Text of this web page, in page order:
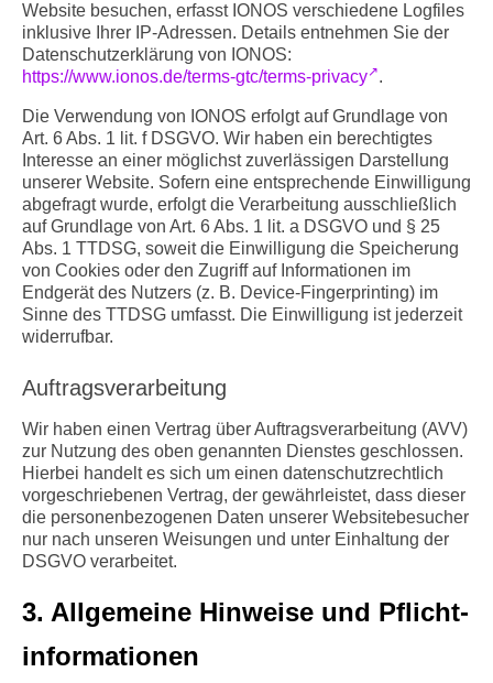
Website besuchen, erfasst IONOS verschiedene Logfiles
inklusive Ihrer IP-Adressen. Details entnehmen Sie der
Datenschutzerklärung von IONOS:
https://www.ionos.de/terms-gtc/terms-privacy
.
Die Verwendung von IONOS erfolgt auf Grundlage von
Art. 6 Abs. 1 lit. f DSGVO. Wir haben ein berechtigtes
Interesse an einer möglichst zuverlässigen Darstellung
unserer Website. Sofern eine entsprechende Einwilligung
abgefragt wurde, erfolgt die Verarbeitung ausschließlich
auf Grundlage von Art. 6 Abs. 1 lit. a DSGVO und § 25
Abs. 1 TTDSG, soweit die Einwilligung die Speicherung
von Cookies oder den Zugriff auf Informationen im
Endgerät des Nutzers (z. B. Device-Fingerprinting) im
Sinne des TTDSG umfasst. Die Einwilligung ist jederzeit
widerrufbar.
Auftragsverarbeitung
Wir haben einen Vertrag über Auftragsverarbeitung (AVV)
zur Nutzung des oben genannten Dienstes geschlossen.
Hierbei handelt es sich um einen datenschutzrechtlich
vorgeschriebenen Vertrag, der gewährleistet, dass dieser
die personenbezogenen Daten unserer Websitebesucher
nur nach unseren Weisungen und unter Einhaltung der
DSGVO verarbeitet.
3. Allgemeine Hinweise und Pflicht­
informationen